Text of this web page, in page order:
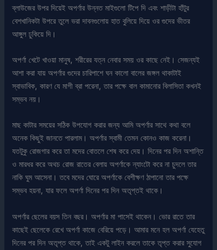
ব্লাউজের উপর দিয়েই অপর্ণার উন্নত মাইগুলো টিপে দি এবং শাড়ীটা হাঁটুর
বেশখানিকটা উপরে তুলে ভরা দাবনগুলোয় হাত বুলিয়ে দিয়ে ওর গুদের ভীতর
আঙ্গুল ঢুকিয়ে দি।
অপর্ণা খেটে খাওয়া মানুষ, শরীরের যত্ন নেবার সময় ওর কাছে নেই। সেজন্যই
আশা করা যায় অপর্ণার গুদের চারিপাশে ঘন কালো বালের জঙ্গল থাকাটাই
স্বাভাবিক, কারণ যে মাগী ব্রা পরেনা, তার পক্ষে বাল কামানোর বিলাসিতা কখনই
সম্ভব নয়।
মাছ কাটার সময়ের সঠিক উপযোগ করার জন্য আমি অপর্ণার সাথে কথা বলে
অনেক কিছুই জানতে পারলাম। অপর্ণার স্বামী তেমন কোনও কাজ করেনা।
যতটুকু রোজগার করে তা মদের বোতলে শেষ করে দেয়। দিনের পর দিন অশান্তি
ও মারধর করে অথচ রোজ রাতের বেলায় অপর্ণাকে ন্যাংটো করে না চুদলে তার
নাকি ঘুম আসেনা। তবে মদের ঘোরে অপর্ণাকে বেশীক্ষণ ঠাপানো তার পক্ষে
সম্ভব হয়না, যার ফলে অপর্ণা দিনের পর দিন অতৃপ্তই থাকে।
অপর্ণার ছেলের বয়স তিন বছর। অপর্ণার মা পাসেই থাকেন। ভোর রাতে তার
কাছেই ছেলেকে রেখে অপর্ণা কাজে বেরিয়ে পড়ে। আমার মনে হল অপর্ণা যেহেতু
দিনের পর দিন অতৃপ্ত থাকে, তাই একটু লাইন করলে তাকে তৃপ্ত করার সুযোগ